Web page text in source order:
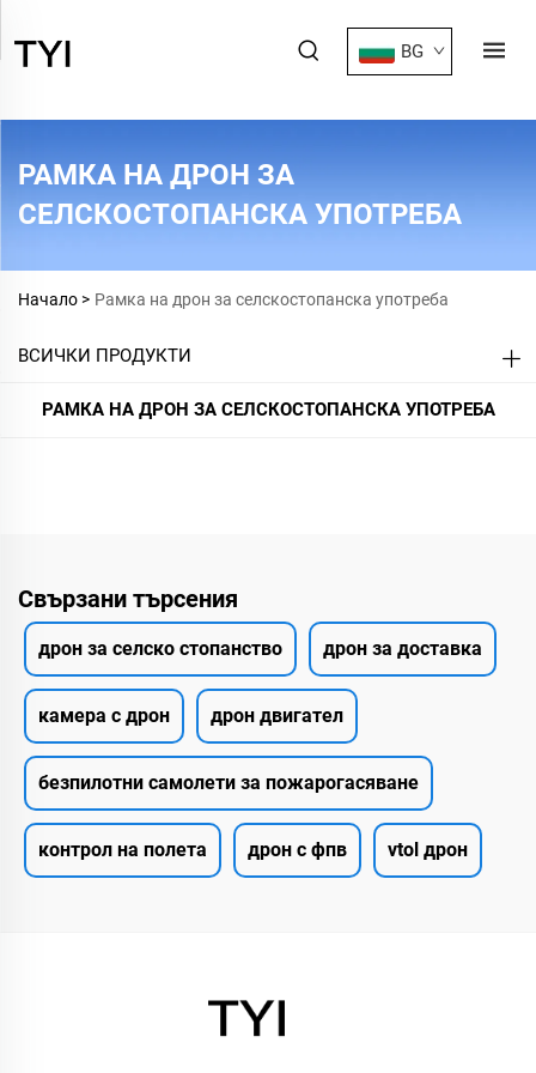
BG
РАМКА НА ДРОН ЗА
СЕЛСКОСТОПАНСКА УПОТРЕБА
Начало > Рамка на дрон за селскостопанска употреба
ВСИЧКИ ПРОДУКТИ
РАМКА НА ДРОН ЗА СЕЛСКОСТОПАНСКА УПОТРЕБА
Свързани търсения
дрон за селско стопанство дрон за доставка
камера с дрон дрон двигател
безпилотни самолети за пожарогасяване
контрол на полета дрон с фпв vtol дрон